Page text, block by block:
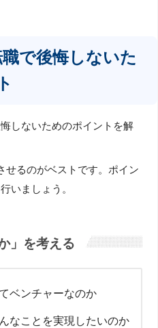
で後悔しないた
しないためのポイントを解
せるのがベストです。ポイン
いましょう。
」を考える
ベンチャーなのか
なことを実現したいのか